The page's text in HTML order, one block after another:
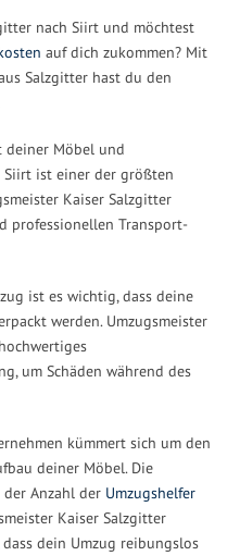
nach Siirt und möchtest
auf dich zukommen? Mit
Salzgitter hast du den
deiner Möbel und
Siirt ist einer der größten
Kaiser Salzgitter
professionellen Transport-
ist es wichtig, dass deine
werden. Umzugsmeister
um Schäden während des
kümmert sich um den
deiner Möbel. Die
Anzahl der Umzugshelfer
Kaiser Salzgitter
dein Umzug reibungslos